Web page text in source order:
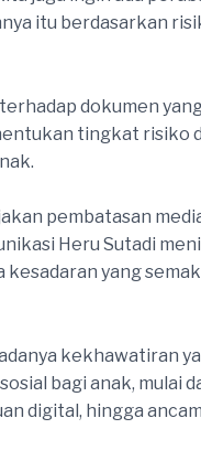
itu berdasarkan
dokumen
tingkat risiko
pembatasan
Heru Sutadi
yang
kekhawatiran
bagi anak, mulai
digital, hingga